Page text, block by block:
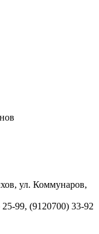
ул. Коммунаров,
99, (9120700) 33-92